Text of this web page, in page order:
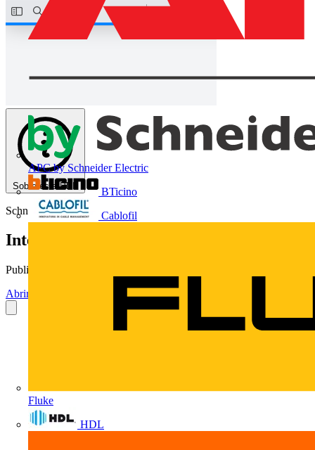
APC by Schneider Electric
BTicino
Cablofil
Fluke
HDL
Sobre este PDF
Schneider Electric
Interruptores e Tomadas Linha Duna
Publicado: 6 de março de 2010
Abrir o PDF